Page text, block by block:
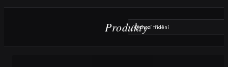
Produkty